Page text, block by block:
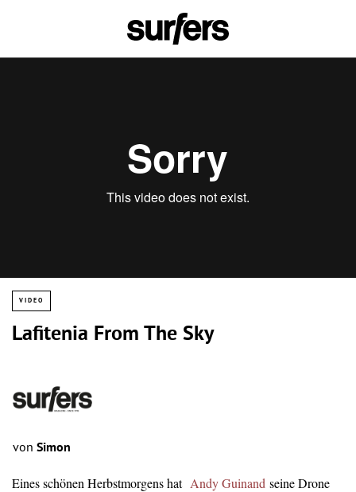
VIDEO
Lafitenia From The Sky
von Simon
Eines schönen Herbstmorgens hat Andy Guinand seine Drone